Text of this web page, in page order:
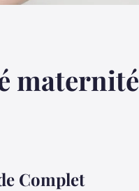
maternité
Complet